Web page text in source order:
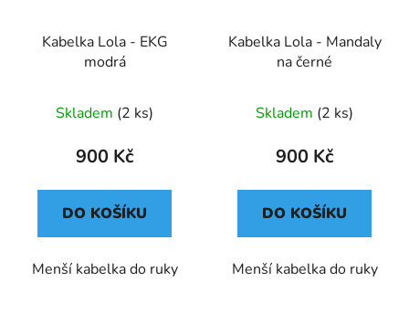
Kabelka Lola - EKG
modrá
Skladem (2 ks)
900 Kč
DO KOŠÍKU
Menší kabelka do ruky
Kabelka Lola - Mandaly
na černé
Skladem (2 ks)
900 Kč
DO KOŠÍKU
Menší kabelka do ruky